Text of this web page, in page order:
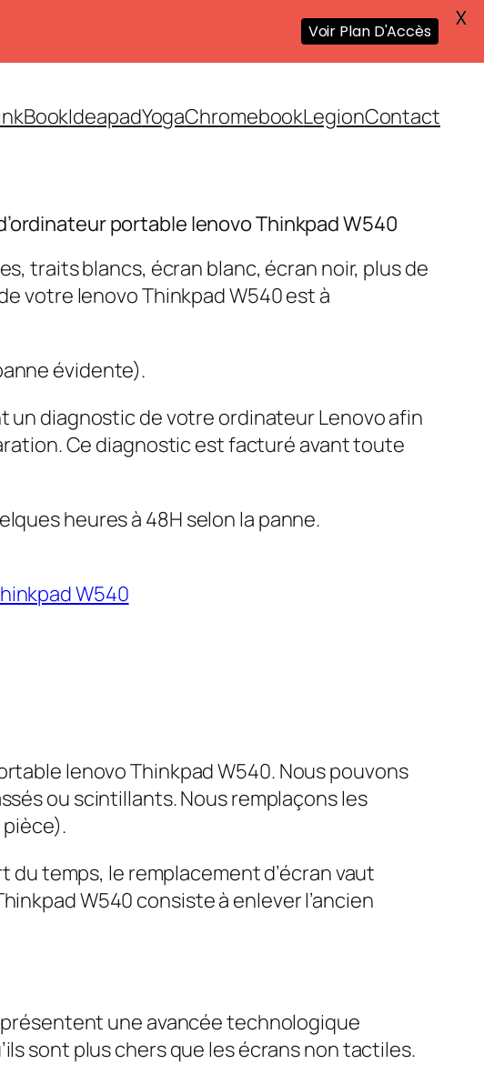
IdeapadYogaChromebookLegionContact
portable lenovo Thinkpad W540
traits blancs, écran blanc, écran noir, plus de
votre lenovo Thinkpad W540 est à
évidente).
un diagnostic de votre ordinateur Lenovo afin
Ce diagnostic est facturé avant toute
heures à 48H selon la panne.
W540
lenovo Thinkpad W540. Nous pouvons
ou scintillants. Nous remplaçons les
du temps, le remplacement d’écran vaut
W540 consiste à enlever l’ancien
une avancée technologique
sont plus chers que les écrans non tactiles.
Voir Plan D'Accès X